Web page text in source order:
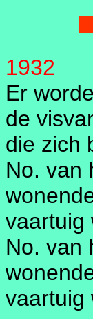
1932
Er
de
die zich
No. van
vaartuig
No. van
vaartuig